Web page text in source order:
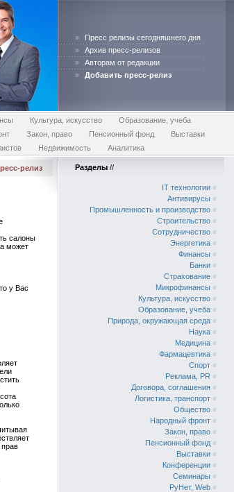
»
Пресс релизы сегодняшнего дня
»
Архив пресс-релизов
»
Авторам от редакции
»
Добавить пресс-релиз
Культура, искусство
Образование, учеба
Закон, право Пенсионный фонд
Выставки
Недвижимость Аналитика
релиз
салоны
может
у Вас
Разделы //
IT технологии «
Антивирусы «
Промышленность и производство «
Строительство «
Сотрудничество «
Энергетика «
Финансы «
Банки «
Страхование «
Микрофинансы «
Культура, искусство «
Образование, учеба «
Природа, окружающая среда «
Наука «
Медицина «
Фармацевтика «
Спорт «
Реклама, PR «
Договора, соглашения «
Логистика, транспорт «
Общество «
Народный фронт «
Закон, право «
Пенсионный фонд «
Выставки «
Конференции «
Семинары «
РуНет, Web «